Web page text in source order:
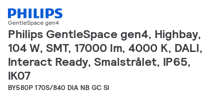
GentleSpace gen4
Philips GentleSpace gen4, Highbay,
104 W, SMT, 17000 lm, 4000 K, DALI,
Interact Ready, Smalstrålet, IP65,
IK07
BY580P 170S/840 DIA NB GC SI